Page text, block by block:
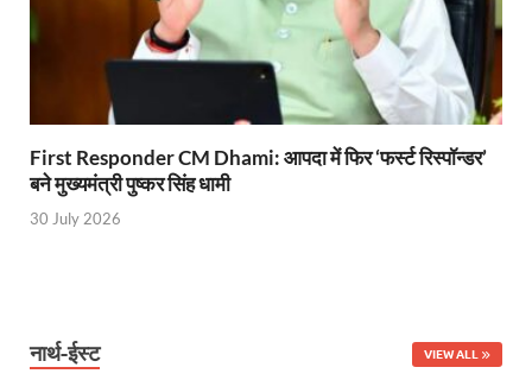
Kashi Volleyball Mahakumbh: काशी में होगा
National Highway Project: मुख्यमंत्री राज्य की
Vande Bharat Sleeper Train: वंदे भारत स्लीपर ट्रेन
Khelo India Tribes Games: देश में पहली बार हो रहे
CM Pushkar Singh Dhami: मुख्यमंत्री ने ‘जन-जन की
First Responder CM Dhami: आपदा में फिर ‘फर्स्ट रिस्पॉन्डर’
बने मुख्यमंत्री पुष्कर सिंह धामी
30 July 2026
नार्थ-ईस्ट VIEW ALL